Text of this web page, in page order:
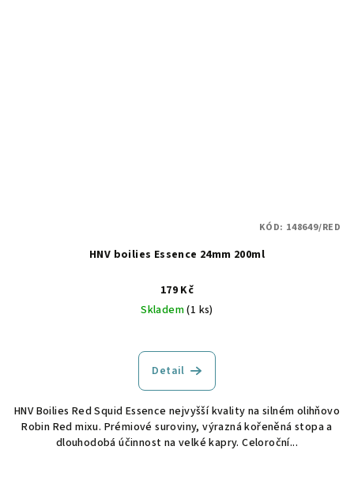
HNV boilies Essence 24mm 200ml
179 Kč
Skladem(1 ks)
Detail
HNV Boilies Red Squid Essence nejvyšší kvality na silném olihňovo
Robin Red mixu. Prémiové suroviny, výrazná kořeněná stopa a
dlouhodobá účinnost na velké kapry. Celoroční...
KÓD: 148649/RED